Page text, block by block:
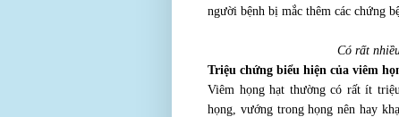
người bệnh bị mắc thêm các chứng
Có rất
Triệu chứng biểu hiện của viêm
Viêm họng hạt thường có rất ít
họng, vướng trong họng nên hay